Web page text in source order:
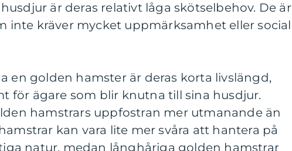
är deras relativt låga skötselbehov. De är
inte kräver mycket uppmärksamhet eller social
en golden hamster är deras korta livslängd,
för ägare som blir knutna till sina husdjur.
hamstrars uppfostran mer utmanande än
kan vara lite mer svåra att hantera på
natur, medan långhåriga golden hamstrar